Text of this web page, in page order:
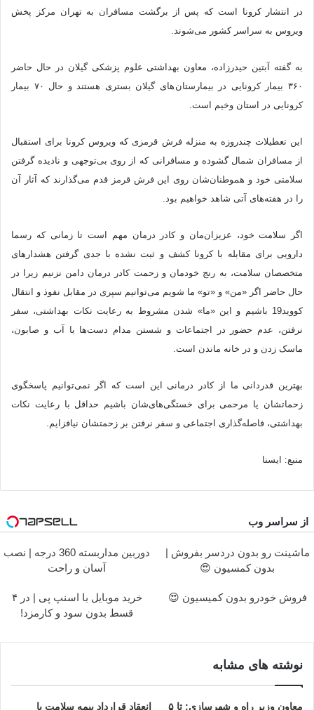
در انتشار کرونا است که پس از برگشت مسافران به تهران مرکز پخش
ویروس به سراسر کشور می‌شوند.
به گفته آبتین حیدرزاده، معاون بهداشتی علوم پزشکی گیلان در حال حاضر
۳۶۰ بیمار کرونایی در بیمارستان های گیلان بستری هستند و حال ۷۰ بیمار
کرونایی در استان وخیم است.
این تعطیلات چندروزه به منزله فرش قرمزی که ویروس کرونا برای استقبال
از مسافران شمال گشوده و مسافرانی که از روی بی‌توجهی و نادیده گرفتن
سلامتی خود و هموطنان‌شان روی این فرش قرمز قدم می‌گذارند که آثار آن
را در هفته‌های آتی شاهد خواهیم بود.
اگر سلامت خود، عزیزان‌مان و کادر درمان مهم است تا زمانی که رسما
دارویی برای مقابله با کرونا کشف و ثبت نشده با جدی گرفتن هشدارهای
متخصصان سلامت، به رنج خودمان و زحمت کادر درمان دامن نزنیم زیرا در
حال حاضر اگر «من» و «تو» ما شویم می‌توانیم سپری در مقابل نفوذ و انتقال
کووید19 باشیم و این «ما» شدن مشروط به رعایت نکات بهداشتی، سفر
نرفتن، عدم حضور در اجتماعات و شستن مدام دست‌ها با آب و صابون،
ماسک زدن و در خانه ماندن است.
بهترین قدردانی ما از کادر درمانی این است که اگر نمی‌توانیم پاسخگوی
زحماتشان یا مرحمی برای خستگی‌های‌شان باشیم حداقل با رعایت نکات
بهداشتی، فاصله‌گذاری اجتماعی و سفر نرفتن بر زحمتشان نیافزایم.
منبع: ایسنا
از سراسر وب
ماشینت رو بدون دردسر بفروش |
بدون کمسیون 😍
دوربین مداربسته 360 درجه | نصب
آسان و راحت
فروش خودرو بدون کمیسیون 😍
خرید موبایل با اسنپ پی | در ۴
قسط بدون سود و کارمزد!
نوشته های مشابه
معاون وزیر راه و شهرسازی: تا ۵ انعقاد قرارداد بیمه سلامت با